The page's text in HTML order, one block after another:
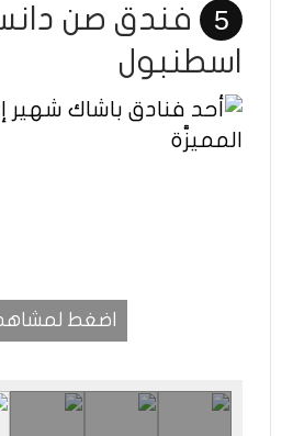
5
فندق صن
اسطنبول
اضغط